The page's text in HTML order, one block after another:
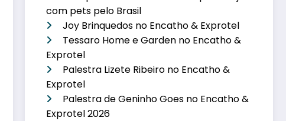
com pets pelo Brasil
Joy Brinquedos no Encatho & Exprotel
Tessaro Home e Garden no Encatho &
Exprotel
Palestra Lizete Ribeiro no Encatho &
Exprotel
Palestra de Geninho Goes no Encatho &
Exprotel 2026